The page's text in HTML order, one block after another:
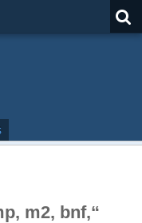
m2, bnf,“